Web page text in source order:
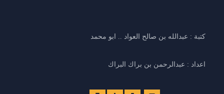
كتبة : عبدالله بن صالح العواد .. ابو محمد
اعداد : عبدالرحمن بن براك البراك